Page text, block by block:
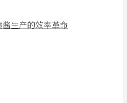
生产的效率革命